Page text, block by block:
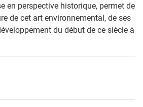
en perspective historique, permet de
de cet art environnemental, de ses
du début de ce siècle à